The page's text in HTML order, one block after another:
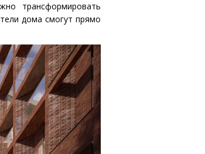
трансформировать
дома смогут прямо